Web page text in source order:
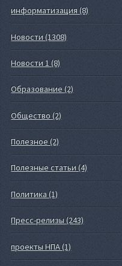
информатизация (8)
Новости (1308)
Новости 1 (8)
Образование (2)
Общество (2)
Полезное (2)
Полезные статьи (4)
Политика (1)
Пресс-релизы (243)
проекты НПА (1)